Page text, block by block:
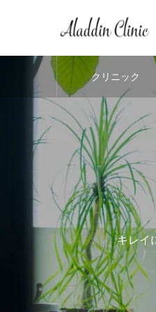
クリニック
キレイ